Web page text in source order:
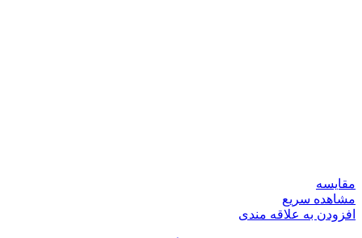
مقایسه
مشاهده سریع
افزودن به علاقه مندی